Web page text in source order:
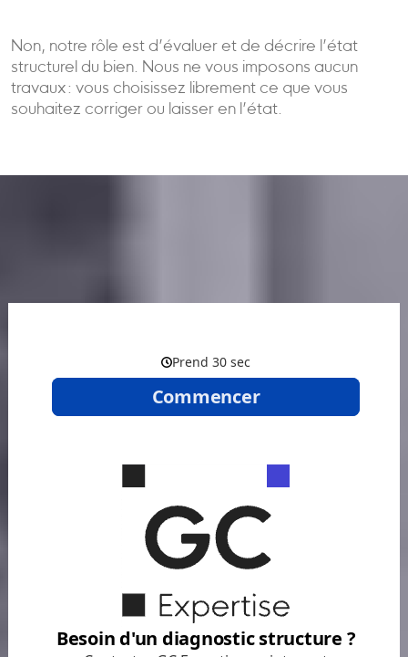
Non, notre rôle est d’évaluer et de décrire l’état
structurel du bien. Nous ne vous imposons aucun
travaux : vous choisissez librement ce que vous
souhaitez corriger ou laisser en l’état.